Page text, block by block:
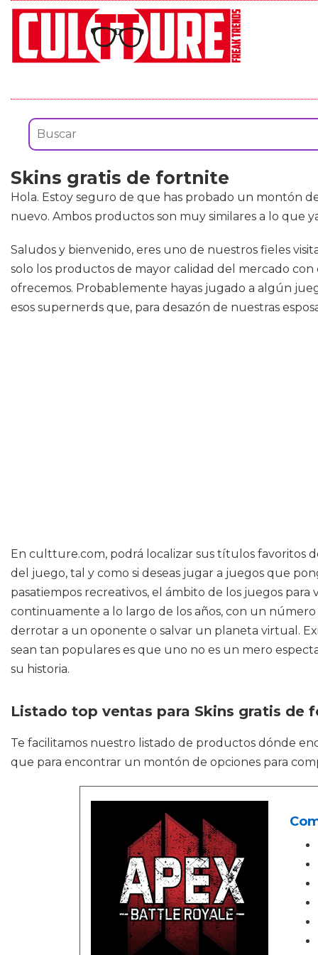
Skins gratis de fortnite
Hola. Estoy seguro de que has probado un montón
nuevo. Ambos productos son muy similares a lo que
Saludos y bienvenido, eres uno de nuestros fieles
solo los productos de mayor calidad del mercado
ofrecemos. Probablemente hayas jugado a algún
esos supernerds que, para desazón de nuestras
En cultture.com, podrá localizar sus títulos favoritos
del juego, tal y como si deseas jugar a juegos que
pasatiempos recreativos, el ámbito de los juegos
continuamente a lo largo de los años, con un
derrotar a un oponente o salvar un planeta virtual.
sean tan populares es que uno no es un mero
su historia.
Listado top ventas para Skins gratis de
Te facilitamos nuestro listado de productos dónde
que para encontrar un montón de opciones para